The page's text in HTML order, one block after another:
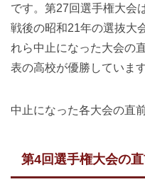
です。第27回選手権大会
戦後の昭和21年の選抜大
れら中止になった大会の
表の高校が優勝しています
中止になった各大会の直
第4回選手権大会の